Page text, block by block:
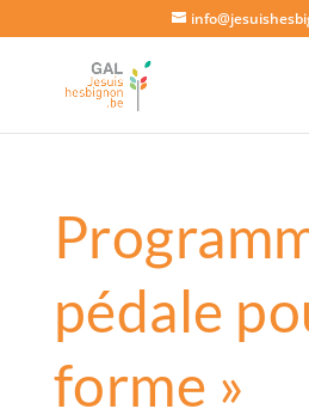
pédale
forme »